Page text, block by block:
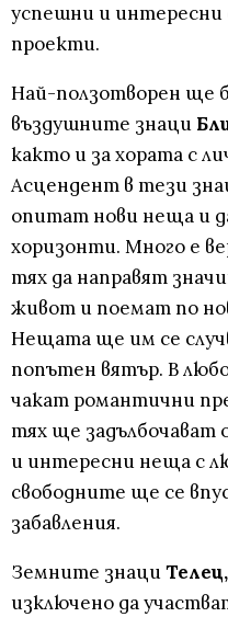
успешни и интересни
проекти.
Най-ползотворен ще
въздушните знаци
както и за хората с
Асцендент в тези
опитат нови неща и
хоризонти. Много е
тях да направят
живот и поемат по
Нещата ще им се
попътен вятър. В
чакат романтични
тях ще задълбочават
и интересни неща с
свободните ще се
забавления.
Земните знаци
изключено да